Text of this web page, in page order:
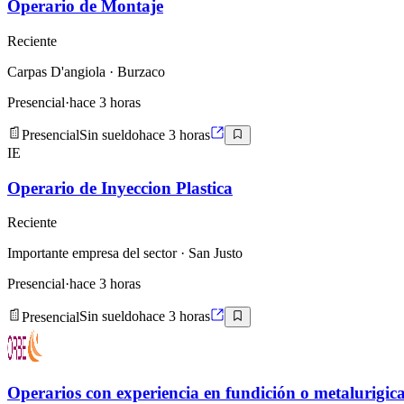
Operario de Montaje
Reciente
Carpas D'angiola · Burzaco
Presencial·hace 3 horas
PresencialSin sueldohace 3 horas
IE
Operario de Inyeccion Plastica
Reciente
Importante empresa del sector· San Justo
Presencial·hace 3 horas
PresencialSin sueldohace 3 horas
Operarios con experiencia en fundición o